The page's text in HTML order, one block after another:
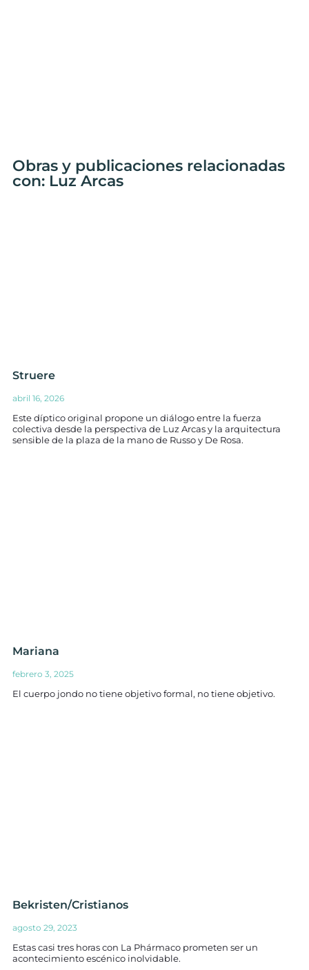
Obras y publicaciones relacionadas
con: Luz Arcas
Struere
abril 16, 2026
Este díptico original propone un diálogo entre la fuerza
colectiva desde la perspectiva de Luz Arcas y la arquitectura
sensible de la plaza de la mano de Russo y De Rosa.
Mariana
febrero 3, 2025
El cuerpo jondo no tiene objetivo formal, no tiene objetivo.
Bekristen/Cristianos
agosto 29, 2023
Estas casi tres horas con La Phármaco prometen ser un
acontecimiento escénico inolvidable.